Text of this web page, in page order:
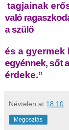
tagjainak erő
való
a szülő
és a gyermek
egyénnek, sőt
érdeke.”
Névtelen at 18:10
Megosztás